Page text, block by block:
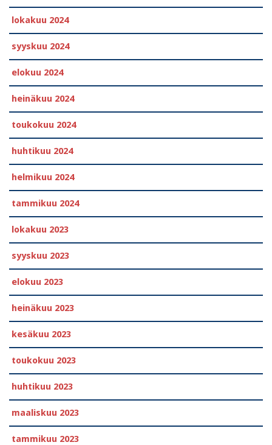
lokakuu 2024
syyskuu 2024
elokuu 2024
heinäkuu 2024
toukokuu 2024
huhtikuu 2024
helmikuu 2024
tammikuu 2024
lokakuu 2023
syyskuu 2023
elokuu 2023
heinäkuu 2023
kesäkuu 2023
toukokuu 2023
huhtikuu 2023
maaliskuu 2023
tammikuu 2023